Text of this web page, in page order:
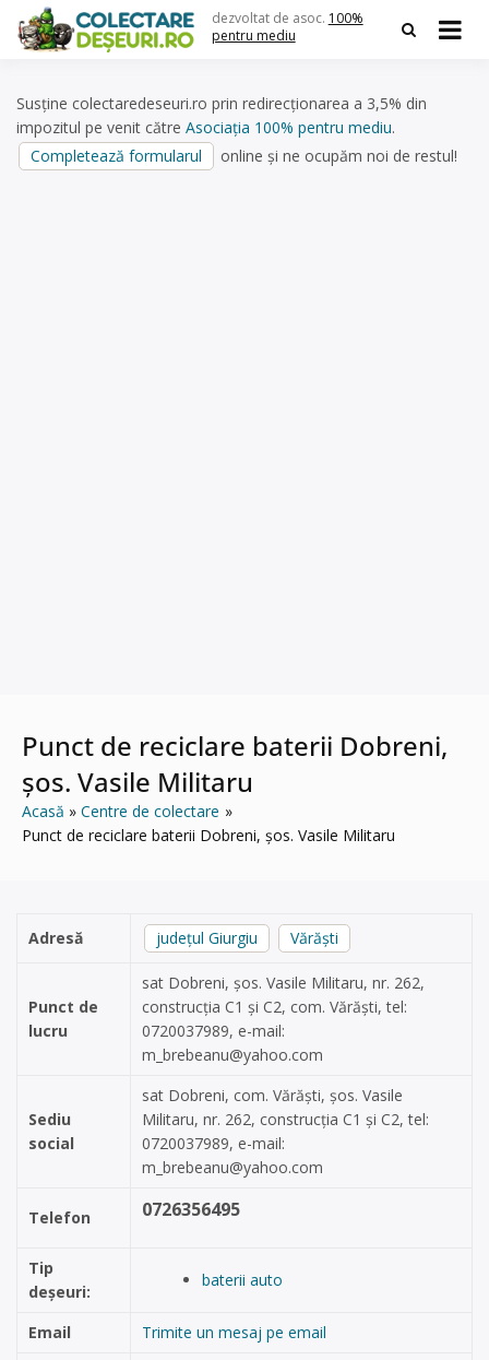
content
dezvoltat de asoc. 100%
pentru mediu
Susține colectaredeseuri.ro prin redirecționarea a 3,5% din
impozitul pe venit către Asociația 100% pentru mediu.
Completează formularul
online și ne ocupăm noi de restul!
Punct de reciclare baterii Dobreni,
șos. Vasile Militaru
Acasă
Centre de colectare
Punct de reciclare baterii Dobreni, șos. Vasile Militaru
Adresă județul Giurgiu Vărăști
Punct de
lucru
sat Dobreni, șos. Vasile Militaru, nr. 262,
construcția C1 și C2, com. Vărăști, tel:
0720037989, e-mail:
m_brebeanu@yahoo.com
Sediu
social
sat Dobreni, com. Vărăști, șos. Vasile
Militaru, nr. 262, construcția C1 și C2, tel:
0720037989, e-mail:
m_brebeanu@yahoo.com
Telefon 0726356495
Tip
deșeuri:
baterii auto
Email
Trimite un mesaj pe email